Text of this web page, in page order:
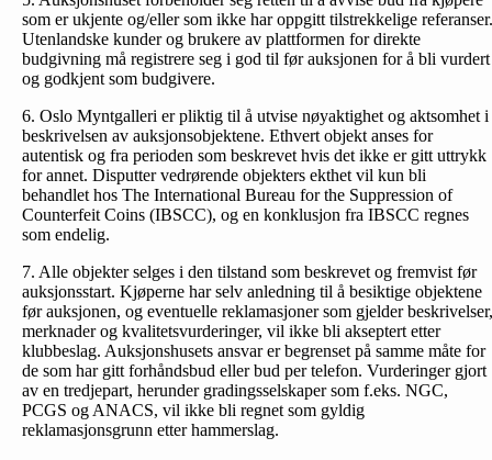
som er ukjente og/eller som ikke har oppgitt tilstrekkelige referanser.
Utenlandske kunder og brukere av plattformen for direkte
budgivning må registrere seg i god til før auksjonen for å bli vurdert
og godkjent som budgivere.
6. Oslo Myntgalleri er pliktig til å utvise nøyaktighet og aktsomhet i
beskrivelsen av auksjonsobjektene. Ethvert objekt anses for
autentisk og fra perioden som beskrevet hvis det ikke er gitt uttrykk
for annet. Disputter vedrørende objekters ekthet vil kun bli
behandlet hos The International Bureau for the Suppression of
Counterfeit Coins (IBSCC), og en konklusjon fra IBSCC regnes
som endelig.
7. Alle objekter selges i den tilstand som beskrevet og fremvist før
auksjonsstart. Kjøperne har selv anledning til å besiktige objektene
før auksjonen, og eventuelle reklamasjoner som gjelder beskrivelser,
merknader og kvalitetsvurderinger, vil ikke bli akseptert etter
klubbeslag. Auksjonshusets ansvar er begrenset på samme måte for
de som har gitt forhåndsbud eller bud per telefon. Vurderinger gjort
av en tredjepart, herunder gradingsselskaper som f.eks. NGC,
PCGS og ANACS, vil ikke bli regnet som gyldig
reklamasjonsgrunn etter hammerslag.